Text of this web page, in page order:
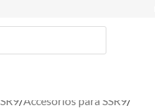
/Accesorios para SSR9/